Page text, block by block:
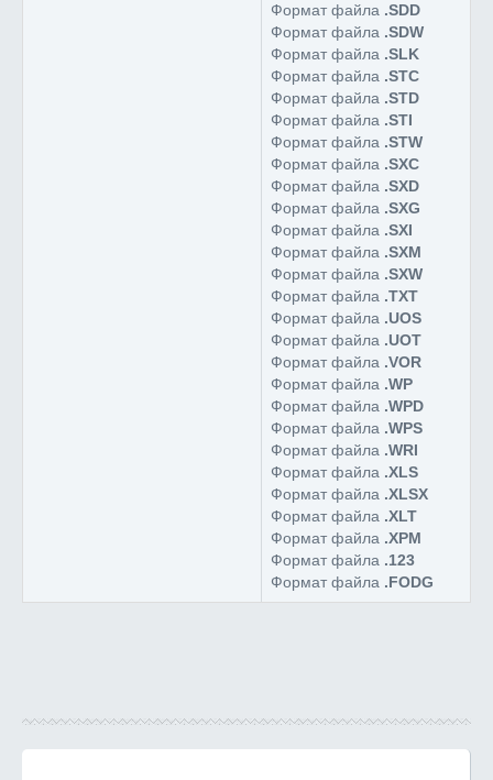
Формат файла .SDD
Формат файла .SDW
Формат файла .SLK
Формат файла .STC
Формат файла .STD
Формат файла .STI
Формат файла .STW
Формат файла .SXC
Формат файла .SXD
Формат файла .SXG
Формат файла .SXI
Формат файла .SXM
Формат файла .SXW
Формат файла .TXT
Формат файла .UOS
Формат файла .UOT
Формат файла .VOR
Формат файла .WP
Формат файла .WPD
Формат файла .WPS
Формат файла .WRI
Формат файла .XLS
Формат файла .XLSX
Формат файла .XLT
Формат файла .XPM
Формат файла .123
Формат файла .FODG